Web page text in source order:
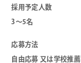
採用予定人数
3～5名
応募方法
自由応募 又は学校推薦